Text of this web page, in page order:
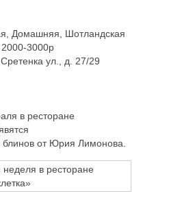
Домашняя, Шотландская
2000-3000р
ул., д. 27/29
в ресторане
блинов от Юрия Лимонова.